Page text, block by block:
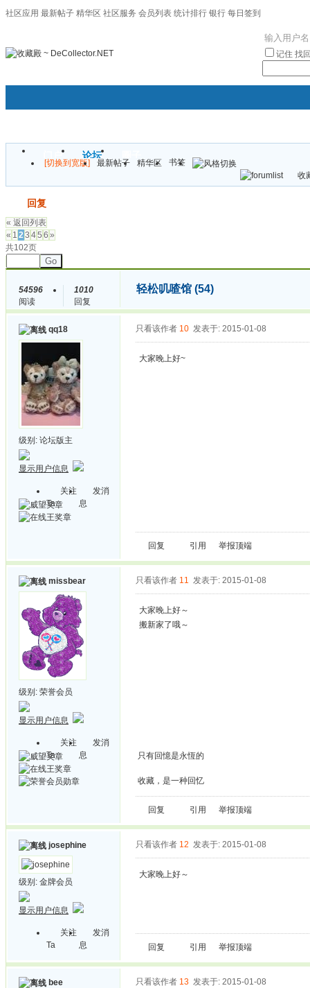
社区应用 最新帖子 精华区 社区服务 会员列表 统计排行 银行 每日签到
记住 找
门户 论坛
[切换到宽版] 最新帖子 精华区
书签
收
回复
« 返回列表
« 1 23 45 6 »
共102页
Go
54596
阅读
1010
回复
轻松叽喳馆 (54)
qq18
级别: 论坛版主
显示用户信息
关注
Ta
发消
息
只看该作者 10 发表于: 2015-01-08
大家晚上好~
回复 引用 举报顶端
missbear
级别: 荣誉会员
显示用户信息
关注
Ta
发消
息
只看该作者 11 发表于: 2015-01-08
大家晚上好～
搬新家了哦～
只有回憶是永恆的
收藏，是一种回忆
回复 引用 举报顶端
josephine
级别: 金牌会员
显示用户信息
关注
Ta
发消
息
只看该作者 12 发表于: 2015-01-08
大家晚上好～
回复 引用 举报顶端
bee 只看该作者 13 发表于: 2015-01-08